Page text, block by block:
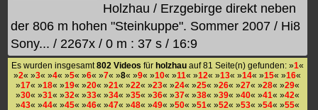
Holzhau / Erzgebirge direkt neben
der 806 m hohen "Steinkuppe". Sommer 2007 / Hi8
Sony... / 2267x / 0 m : 37 s / 16:9
Es wurden insgesamt802 Videos für holzhauauf 81 Seite(n) gefunden: »1«
»2« »3« »4« »5« »6« »7« »8« »9« »10« »11« »12« »13« »14« »15« »16«
»17« »18« »19« »20« »21« »22« »23« »24« »25« »26« »27« »28« »29«
»30« »31« »32« »33« »34« »35« »36« »37« »38« »39« »40« »41« »42«
»43« »44« »45« »46« »47« »48« »49« »50« »51« »52« »53« »54« »55«